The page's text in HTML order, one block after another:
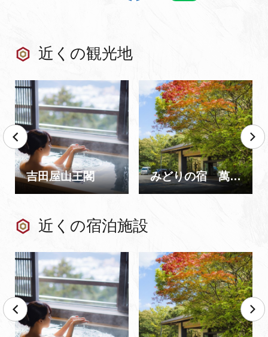
近くの観光地
吉田屋山王閣 みどりの宿 萬松閣
近くの宿泊施設